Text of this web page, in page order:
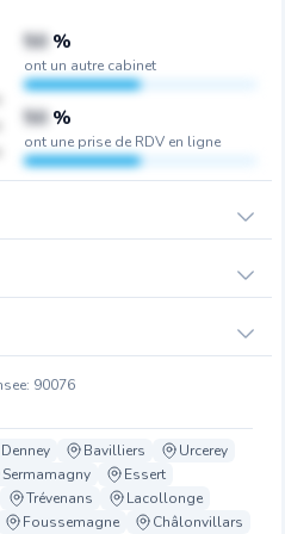
50 %
ont un autre cabinet
50 %
ont une prise de RDV en ligne
90076
Denney Bavilliers
Urcerey
Sermamagny
Essert
Trévenans
Lacollonge
Foussemagne Châlonvillars